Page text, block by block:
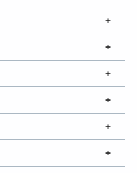
+
+
+
+
+
+